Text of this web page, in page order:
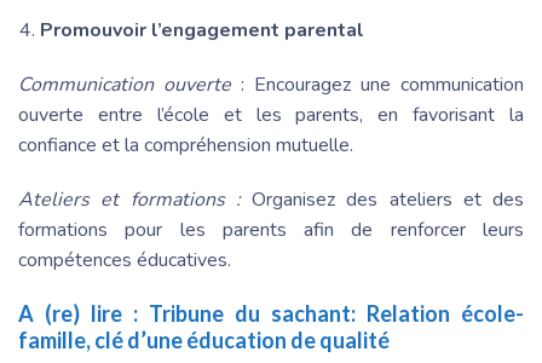
Promouvoir l’engagement parental
Communication ouverte : Encouragez une communication
ouverte entre l’école et les parents, en favorisant la
confiance et la compréhension mutuelle.
Ateliers et formations :Organisez des ateliers et des
formations pour les parents afin de renforcer leurs
compétences éducatives.
A (re) lire : Tribune du sachant: Relation école-
famille, clé d’une éducation de qualité